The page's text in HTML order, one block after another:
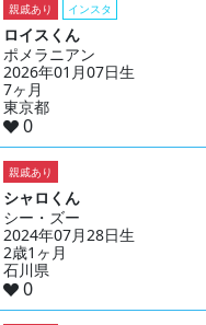
親戚あり インスタ
ロイスくん
ポメラニアン
2026年01月07日生
7ヶ月
東京都
0
親戚あり
シャロくん
シー・ズー
2024年07月28日生
2歳1ヶ月
石川県
0